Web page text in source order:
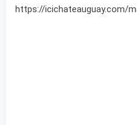
https://icichateauguay.com/